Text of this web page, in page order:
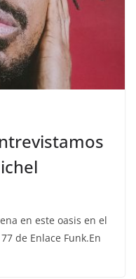
en este oasis en el
de Enlace Funk.En